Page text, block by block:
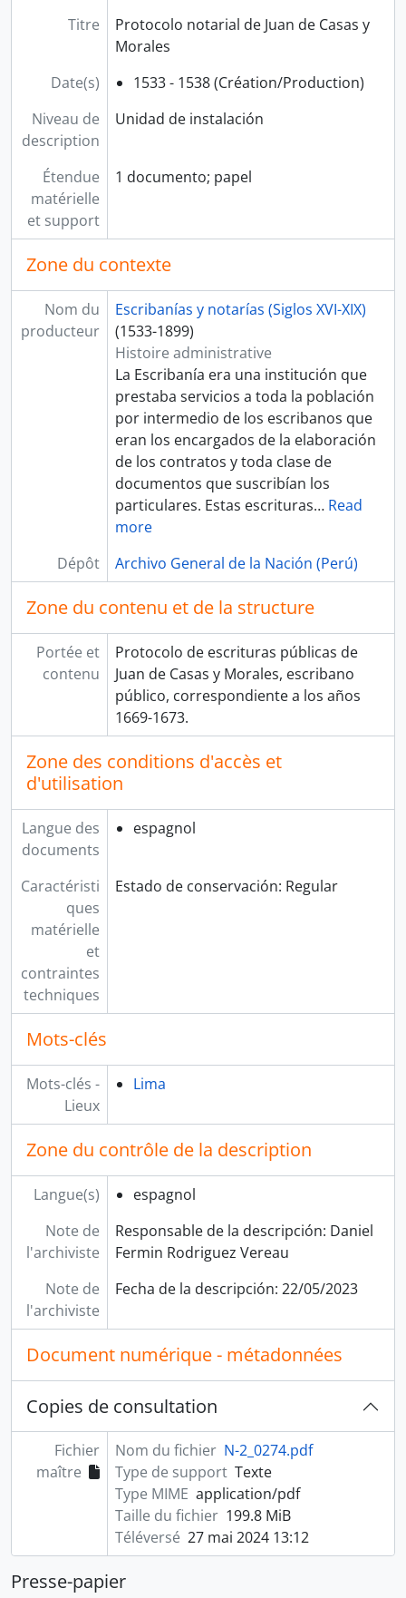
Titre
Protocolo notarial de Juan de Casas y
Morales
Date(s)
1533 - 1538 (Création/Production)
Niveau de
description
Unidad de instalación
Étendue
matérielle
et support
1 documento; papel
Zone du contexte
Nom du
producteur
Escribanías y notarías (Siglos XVI-XIX)
(1533-1899)
Histoire administrative
La Escribanía era una institución que
prestaba servicios a toda la población
por intermedio de los escribanos que
eran los encargados de la elaboración
de los contratos y toda clase de
documentos que suscribían los
particulares. Estas escrituras… Read
more
Dépôt
Archivo General de la Nación (Perú)
Zone du contenu et de la structure
Portée et
contenu
Protocolo de escrituras públicas de
Juan de Casas y Morales, escribano
público, correspondiente a los años
1669-1673.
Zone des conditions d'accès et
d'utilisation
Langue des
documents
espagnol
Caractéristi
ques
matérielle
et
contraintes
techniques
Estado de conservación: Regular
Mots-clés
Mots-clés -
Lieux
Lima
Zone du contrôle de la description
Langue(s)
espagnol
Note de
l'archiviste
Responsable de la descripción: Daniel
Fermin Rodriguez Vereau
Note de
l'archiviste
Fecha de la descripción: 22/05/2023
Document numérique - métadonnées
Copies de consultation
Fichier
maître
Nom du fichier N-2_0274.pdf
Type de support Texte
Type MIME application/pdf
Taille du fichier 199.8 MiB
Téléversé 27 mai 2024 13:12
Presse-papier